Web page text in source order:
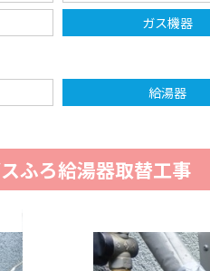
ガス機器
給湯器
ふろ給湯器取替工事